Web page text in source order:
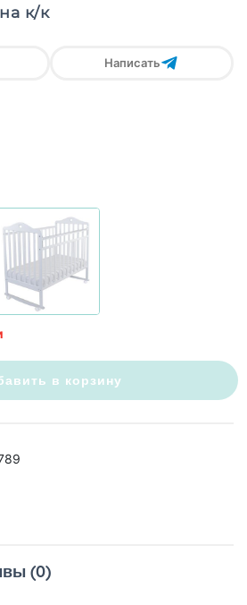
к/к
Написать
в корзину
(0)